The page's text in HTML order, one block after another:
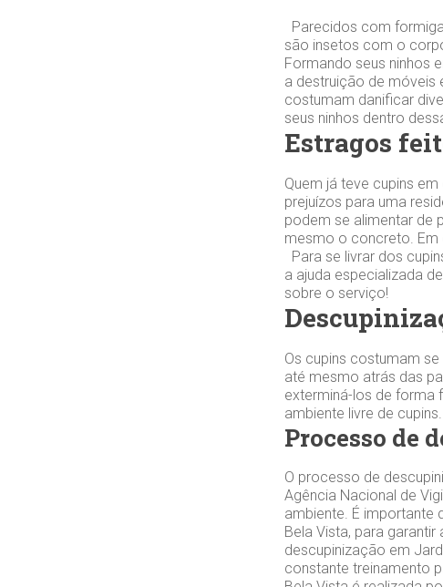
Parecidos com
são insetos com o
Formando seus ninhos
a destruição de móveis
costumam danificar
seus ninhos dentro
Estragos
Quem já teve cupins
prejuízos para uma
podem se alimentar de
mesmo o concreto.
Para se livrar dos
a ajuda especializada
sobre o serviço!
Os cupins costumam
até mesmo atrás das
exterminá-los de forma
ambiente livre de cupins.
Processo de
O processo de
Agência Nacional de
ambiente. É importante
Bela Vista, para
descupinização em
constante treinamento